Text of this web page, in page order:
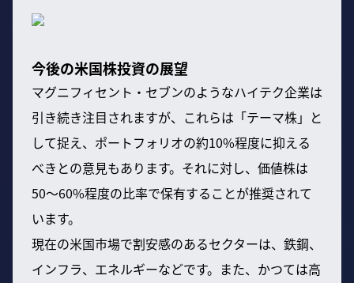
今後の米国株投資の展望
マグニフィセント・セブンのようなハイテク企業は
引き続き注目されますが、これらは「テーマ株」と
して捉え、ポートフォリオの約10%程度に抑える
べきとの意見もあります。それに対し、価値株は
50〜60%程度の比率で保有することが推奨されて
います。
現在の米国市場で割安感のあるセクターは、鉄鋼、
インフラ、エネルギーなどです。また、かつては高